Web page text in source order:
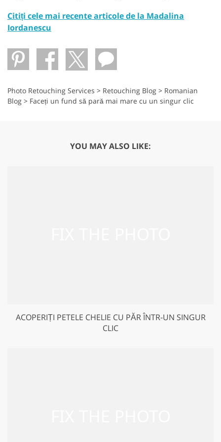
Citiți cele mai recente articole de la Madalina
Iordanescu
Photo Retouching Services > Retouching Blog > Romanian
Blog > Faceți un fund să pară mai mare cu un singur clic
YOU MAY ALSO LIKE:
ACOPERIȚI PETELE CHELIE CU PĂR ÎNTR-UN SINGUR
CLIC